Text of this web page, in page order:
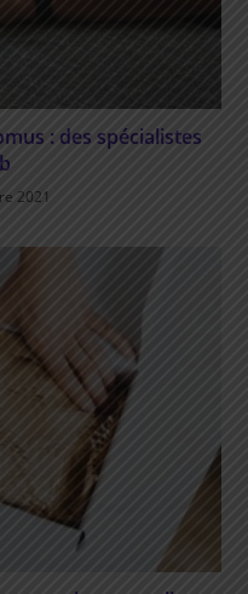
: des spécialistes
2021